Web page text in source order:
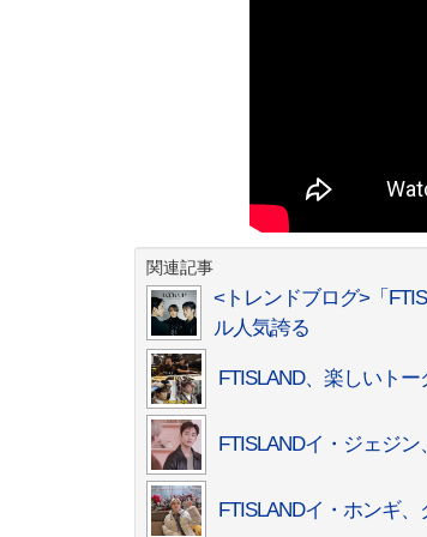
関連記事
<トレンドブログ>「
ル人気誇る
FTISLAND、楽しいト
FTISLANDイ・ジェジ
FTISLANDイ・ホンギ